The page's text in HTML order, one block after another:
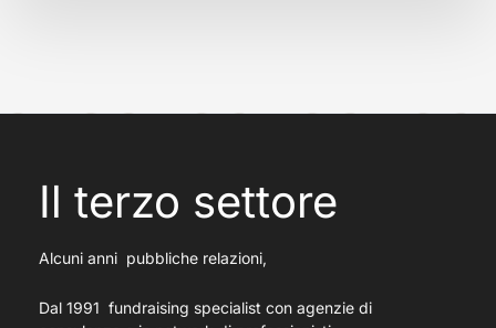
Il terzo settore
Alcuni anni pubbliche relazioni,
Dal 1991 fundraising specialist con agenzie di